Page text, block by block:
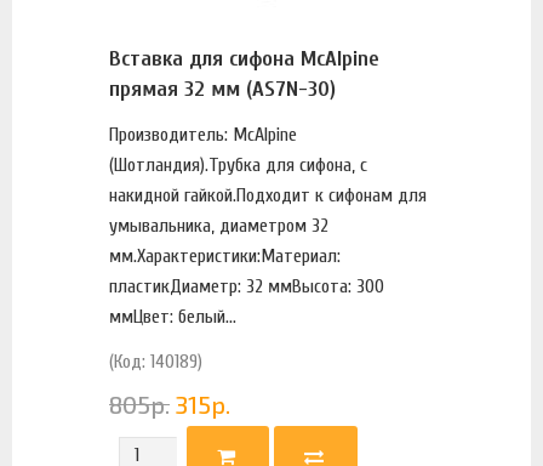
Вставка для сифона McAlpine
прямая 32 мм (AS7N-30)
Производитель: McAlpine
(Шотландия).Трубка для сифона, с
накидной гайкой.Подходит к сифонам для
умывальника, диаметром 32
мм.Характеристики:Материал:
пластикДиаметр: 32 ммВысота: 300
ммЦвет: белый...
(Код: 140189)
805р. 315р.